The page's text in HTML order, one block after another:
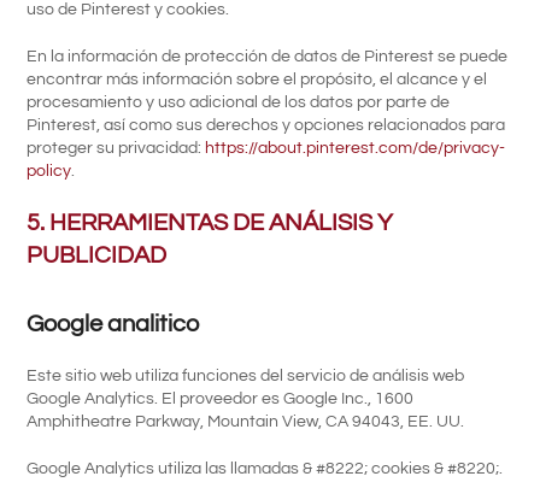
uso de Pinterest y cookies.
En la información de protección de datos de Pinterest se puede
encontrar más información sobre el propósito, el alcance y el
procesamiento y uso adicional de los datos por parte de
Pinterest, así como sus derechos y opciones relacionados para
proteger su privacidad: https://about.pinterest.com/de/privacy-
policy.
5. HERRAMIENTAS DE ANÁLISIS Y
PUBLICIDAD
Google analitico
Este sitio web utiliza funciones del servicio de análisis web
Google Analytics. El proveedor es Google Inc., 1600
Amphitheatre Parkway, Mountain View, CA 94043, EE. UU.
Google Analytics utiliza las llamadas & #8222; cookies & #8220;.